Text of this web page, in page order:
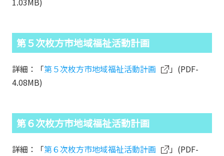
第５次枚方市地域福祉活動計画
詳細：「第５次枚方市地域福祉活動計画
」(PDF-
4.08MB)
第６次枚方市地域福祉活動計画
詳細：「第６次枚方市地域福祉活動計画
」(PDF-